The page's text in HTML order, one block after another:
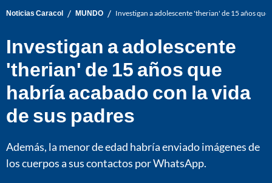
Noticias Caracol / MUNDO / Investigan a adolescente 'therian' de 15 años
Investigan a adolescente
'therian' de 15 años que
habría acabado con la vida
de sus padres
Además, la menor de edad habría enviado imágenes de
los cuerpos a sus contactos por WhatsApp.